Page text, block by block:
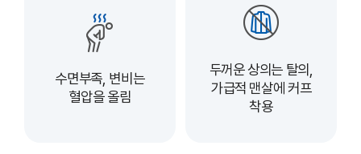
수면부족, 변비는
혈압을 올림
두꺼운 상의는 탈의,
가급적 맨살에 커프
착용